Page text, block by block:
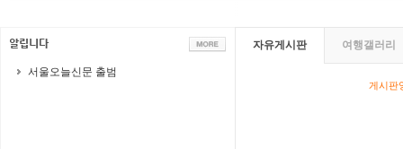
서울오늘신문 출범
자유게시판 여행갤러리
게시판